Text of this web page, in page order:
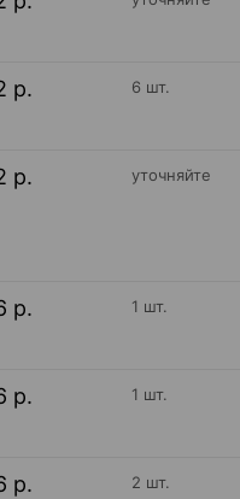
р. 6 шт.
р. уточняйте
р. 1 шт.
р. 1 шт.
р. 2 шт.